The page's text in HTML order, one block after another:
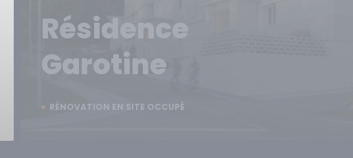
RÉNOVATION EN SITE OCCUPÉ
Résidence
Garotine